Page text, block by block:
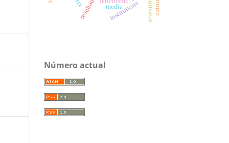
institutions
media
Número actual